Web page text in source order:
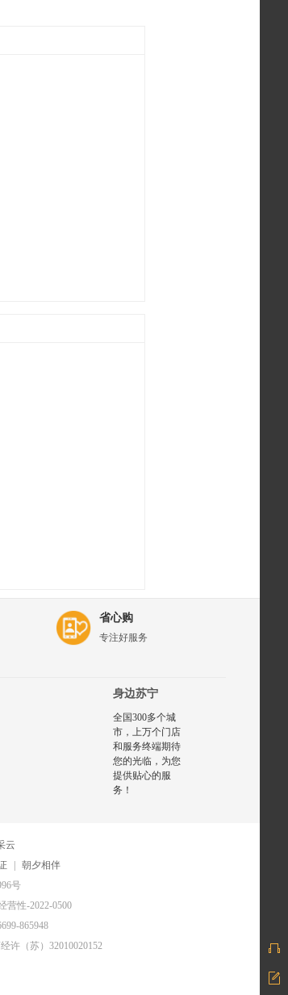
省心购
专注好服务
身边苏宁
全国300多个城
市，上万个门店
和服务终端期待
您的光临，为您
提供贴心的服
务！
云
朝夕相伴
号
营性-2022-0500
865948
许（苏）32010020152